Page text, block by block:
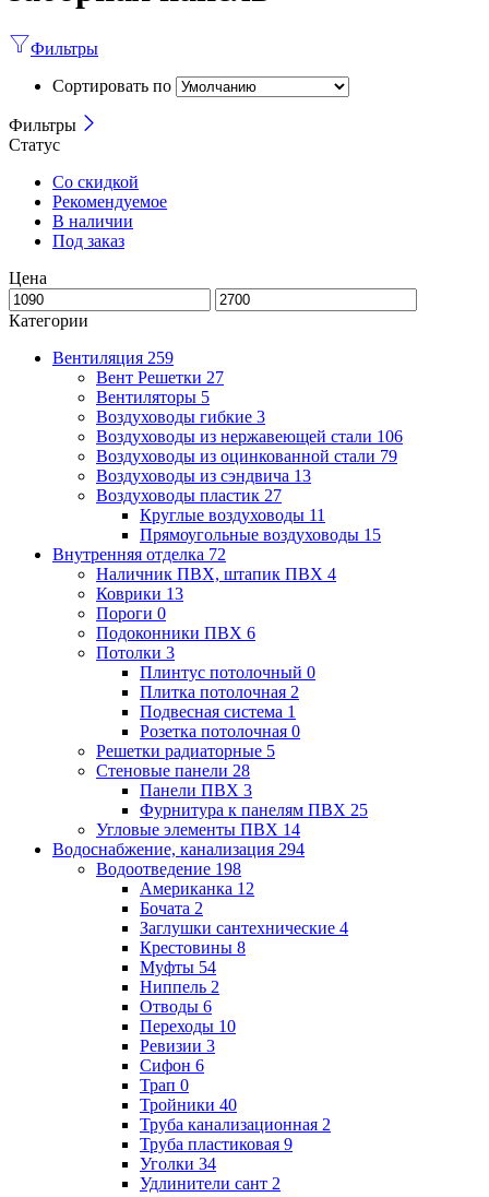
Фильтры
Сортировать по
Фильтры
Статус
Со скидкой
Рекомендуемое
В наличии
Под заказ
Цена
Категории
Вентиляция 259
Вент Решетки 27
Вентиляторы 5
Воздуховоды гибкие 3
Воздуховоды из нержавеющей стали 106
Воздуховоды из оцинкованной стали 79
Воздуховоды из сэндвича 13
Воздуховоды пластик 27
Круглые воздуховоды 11
Прямоугольные воздуховоды 15
Внутренняя отделка 72
Наличник ПВХ, штапик ПВХ 4
Коврики 13
Пороги 0
Подоконники ПВХ 6
Потолки 3
Плинтус потолочный 0
Плитка потолочная 2
Подвесная система 1
Розетка потолочная 0
Решетки радиаторные 5
Стеновые панели 28
Панели ПВХ 3
Фурнитура к панелям ПВХ 25
Угловые элементы ПВХ 14
Водоснабжение, канализация 294
Водоотведение 198
Американка 12
Бочата 2
Заглушки сантехнические 4
Крестовины 8
Муфты 54
Ниппель 2
Отводы 6
Переходы 10
Ревизии 3
Сифон 6
Трап 0
Тройники 40
Труба канализационная 2
Труба пластиковая 9
Уголки 34
Удлинители сант 2